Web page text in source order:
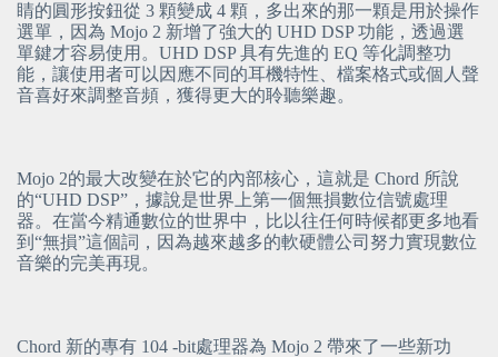
睛的圓形按鈕從 3 顆變成 4 顆，多出來的那一顆是用於操作
選單，因為 Mojo 2 新增了強大的 UHD DSP 功能，透過選
單鍵才容易使用。UHD DSP 具有先進的 EQ 等化調整功
能，讓使用者可以因應不同的耳機特性、檔案格式或個人聲
音喜好來調整音頻，獲得更大的聆聽樂趣。
Mojo 2的最大改變在於它的內部核心，這就是 Chord 所說
的“UHD DSP”，據說是世界上第一個無損數位信號處理
器。在當今精通數位的世界中，比以往任何時候都更多地看
到“無損”這個詞，因為越來越多的軟硬體公司努力實現數位
音樂的完美再現。
Chord 新的專有 104 -bit處理器為 Mojo 2 帶來了一些新功